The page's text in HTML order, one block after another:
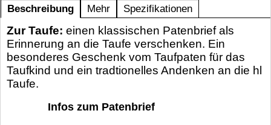
Beschreibung Mehr Spezifikationen
Zur Taufe: einen klassischen Patenbrief als
Erinnerung an die Taufe verschenken. Ein
besonderes Geschenk vom Taufpaten für das
Taufkind und ein tradtionelles Andenken an die hl
Taufe.
Infos zum Patenbrief